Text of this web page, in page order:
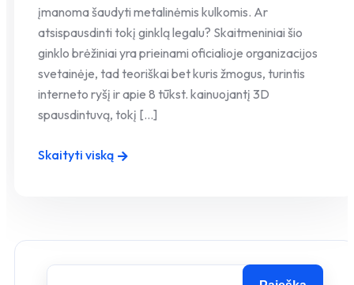
įmanoma šaudyti metalinėmis kulkomis. Ar
atsispausdinti tokį ginklą legalu? Skaitmeniniai šio
ginklo brėžiniai yra prieinami oficialioje organizacijos
svetainėje, tad teoriškai bet kuris žmogus, turintis
interneto ryšį ir apie 8 tūkst. kainuojantį 3D
spausdintuvą, tokį [...]
Skaityti viską